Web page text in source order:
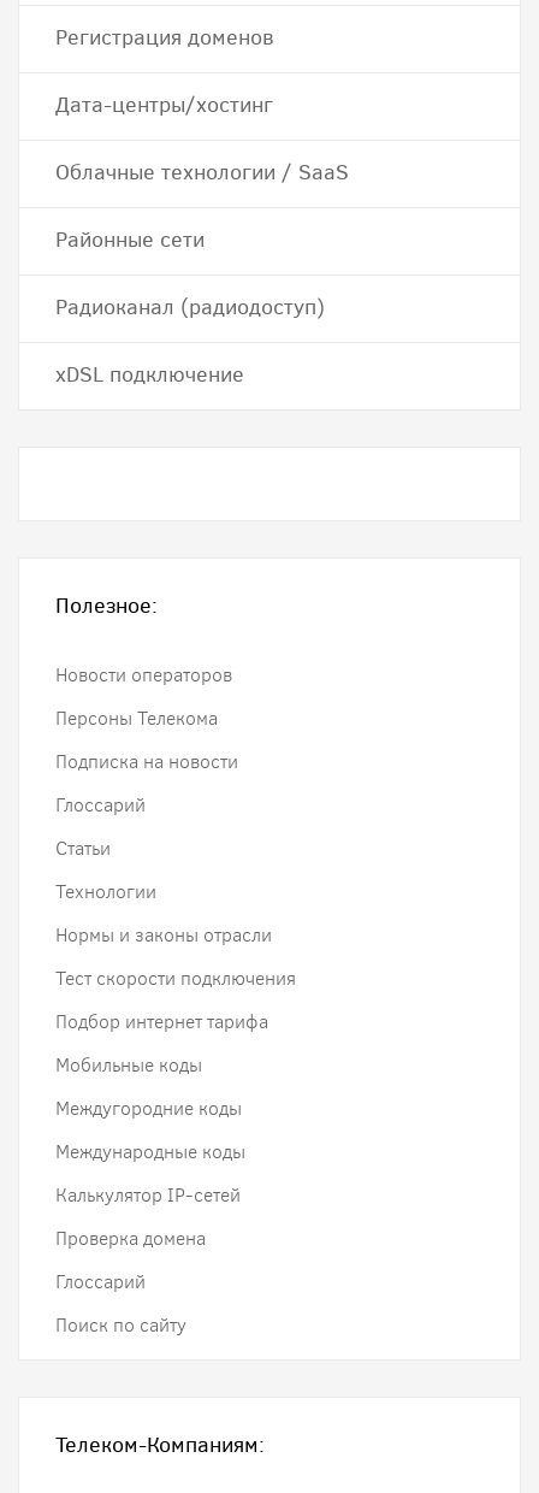
Регистрация доменов
Дата-центры/хостинг
Облачные технологии / SaaS
Районные сети
Радиоканал (радиодоступ)
хDSL подключение
Полезное:
Новости операторов
Персоны Телекома
Подписка на новости
Глоссарий
Статьи
Технологии
Нормы и законы отрасли
Тест скорости подключения
Подбор интернет тарифа
Мобильные коды
Междугородние коды
Международные коды
Калькулятор IP-сетей
Проверка домена
Глоссарий
Поиск по сайту
Телеком-Компаниям: